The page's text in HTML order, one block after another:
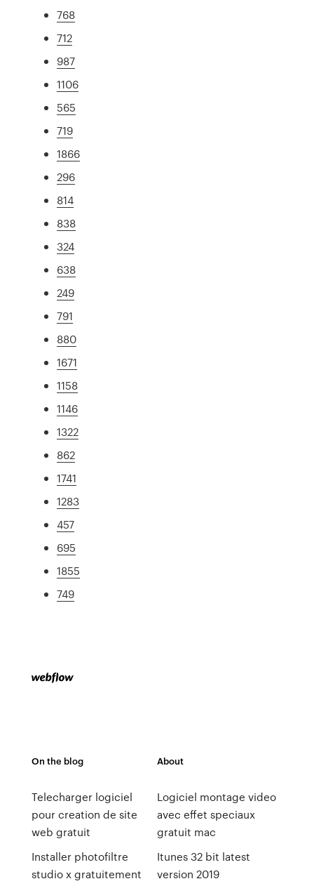
768
712
987
1106
565
719
1866
296
814
838
324
638
249
791
880
1671
1158
1146
1322
862
1741
1283
457
695
1855
749
On the blog
Telecharger logiciel
pour creation de site
web gratuit
Installer photofiltre
studio x gratuitement
About
Logiciel montage video
avec effet speciaux
gratuit mac
Itunes 32 bit latest
version 2019